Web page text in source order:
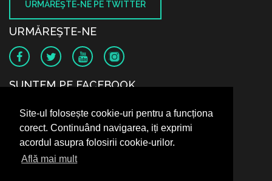
Site-ul folosește cookie-uri pentru a funcționa
corect. Continuând navigarea, iți exprimi
acordul asupra folosirii cookie-urilor.
Află mai mult
URMĂREŞTE-NE PE TWITTER
URMĂREŞTE-NE
SUNTEM PE FACEBOOK